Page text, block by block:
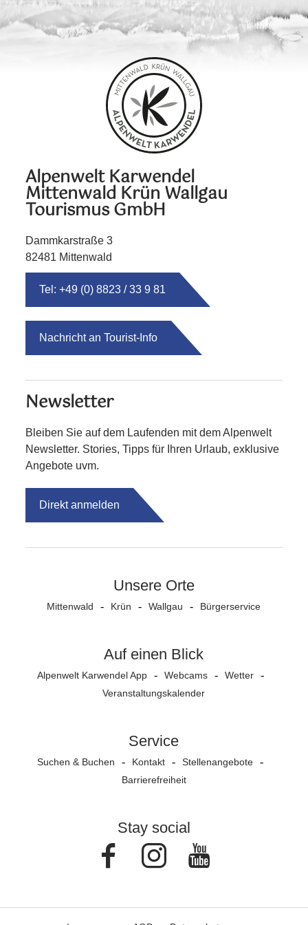
Alpenwelt Karwendel
Mittenwald Krün Wallgau
Tourismus GmbH
Dammkarstraße 3
82481 Mittenwald
Tel: +49 (0) 8823 / 33 9 81
Nachricht an Tourist-Info
Newsletter
Bleiben Sie auf dem Laufenden mit dem Alpenwelt
Newsletter. Stories, Tipps für Ihren Urlaub, exklusive
Angebote uvm.
Direkt anmelden
Unsere Orte
Mittenwald Krün Wallgau Bürgerservice
Auf einen Blick
Alpenwelt Karwendel App Webcams
Wetter
Veranstaltungs­kalender
Service
Suchen & Buchen Kontakt
Stellenangebote
Barrierefreiheit
Stay social
FacebookInstagram